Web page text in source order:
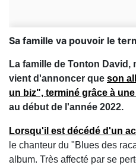
Sa famille va pouvoir le
La famille de Tonton David,
vient d'annoncer que son
un biz", terminé grâce à
au début de l'année 2022.
Lorsqu'il est décédé d'un
le chanteur du "Blues des
album. Très affecté par se